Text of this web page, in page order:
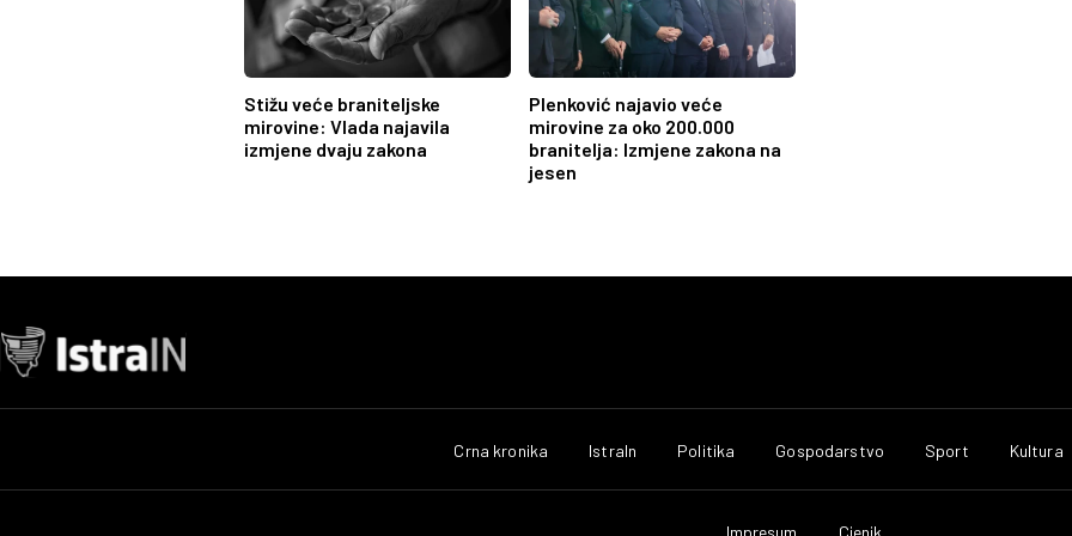
Stižu veće braniteljske
mirovine: Vlada najavila
izmjene dvaju zakona
Plenković najavio veće
mirovine za oko 200.000
branitelja: Izmjene zakona na
jesen
Crna kronika IstraIn Politika Gospodarstvo Sport Kultura